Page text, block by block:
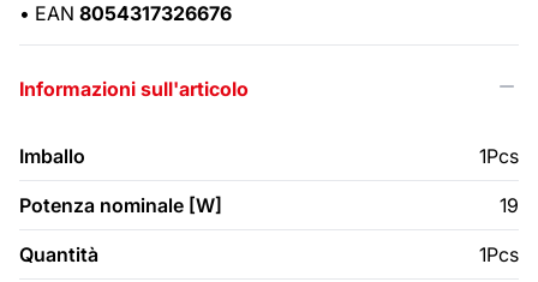
• EAN 8054317326676
Informazioni sull'articolo
Imballo 1Pcs
Potenza nominale [W] 19
Quantità 1Pcs